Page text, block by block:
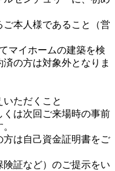
ご本人様であること（営
マイホームの建築を検
の方は対象外となりま
いただくこと
くは次回ご来場時の事前
方は自己資金証明書をご
険証など）のご提示をい